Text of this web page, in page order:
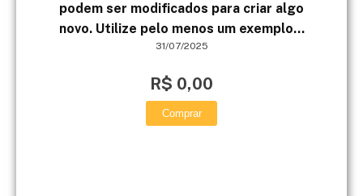
podem ser modificados para criar algo
novo. Utilize pelo menos um exemplo...
31/07/2025
R$ 0,00
Comprar